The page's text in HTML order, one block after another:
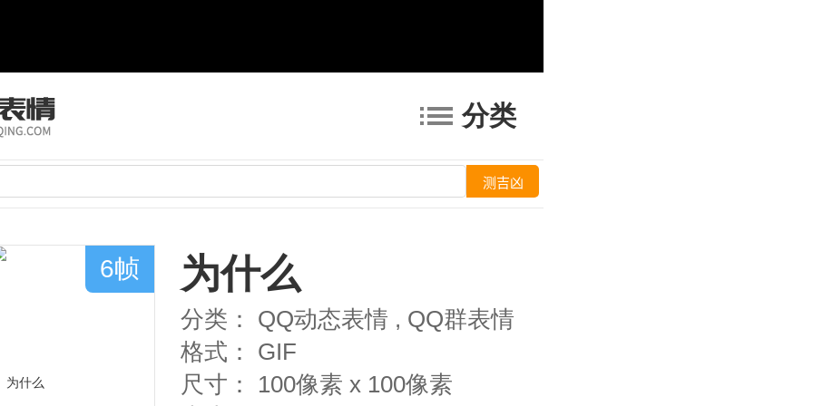
分类
6帧 为什么
分类： QQ动态表情 , QQ群表情
格式：
GIF
尺寸：
100像素 x 100像素